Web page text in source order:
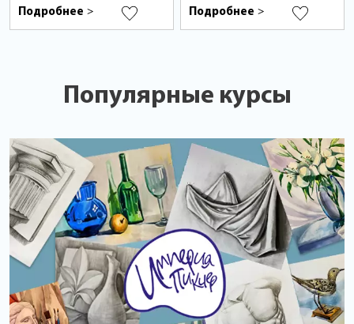
Подробнее > Подробнее >
Популярные курсы